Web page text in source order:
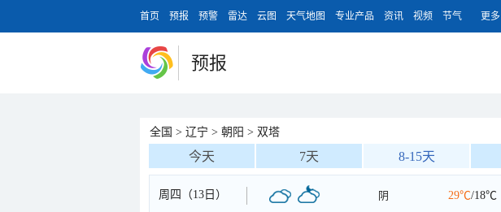
首页 预报 预警 雷达 云图 天气地图 专业产品 资讯 视频 节气 更多
预报
全国 > 辽宁 > 朝阳 > 双塔
今天 7天 8-15天
周四（13日） 阴 29℃/18℃